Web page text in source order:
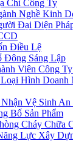
Chỉ Công Ty
Nghề Kinh
Đại Diện
Điều Lệ
Đông Sáng Lập
Viên Công
Hình Doanh
Vệ Sinh An
Bố Sản Phẩm
Cháy Chữa
Lực Xây